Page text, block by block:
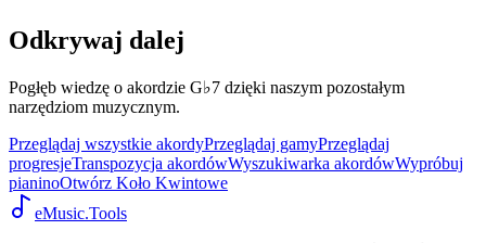
Odkrywaj dalej
Pogłęb wiedzę o akordzie G♭7 dzięki naszym pozostałym
narzędziom muzycznym.
Przeglądaj wszystkie akordyPrzeglądaj gamyPrzeglądaj
progresjeTranspozycja akordówWyszukiwarka akordówWypróbuj
pianinoOtwórz Koło Kwintowe
eMusic.Tools